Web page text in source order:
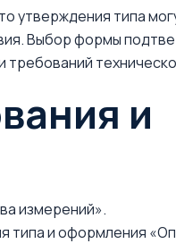
утверждения типа
Выбор формы
требований
и
измерений».
типа и оформления